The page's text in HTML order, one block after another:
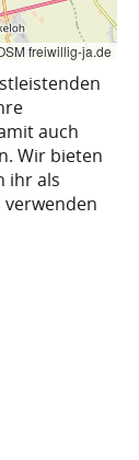
freiwillig-ja.de
auch
Wir bieten
ihr als
verwenden